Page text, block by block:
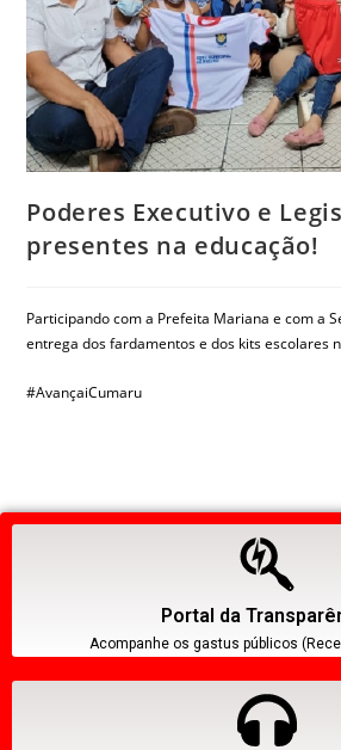
Poderes Executivo e
presentes na educação!
Participando com a Prefeita Mariana e com a
entrega dos fardamentos e dos kits escolares
#AvançaiCumaru
Portal da
Acompanhe os gastus públicos